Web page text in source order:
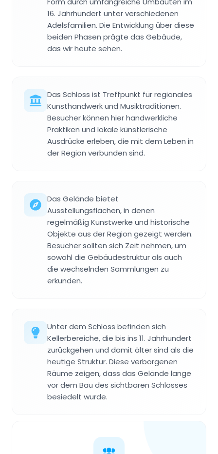
16. Jahrhundert unter verschiedenen
Adelsfamilien. Die Entwicklung über diese
beiden Phasen prägte das Gebäude,
das wir heute sehen.
Das Schloss ist Treffpunkt für regionales
Kunsthandwerk und Musiktraditionen.
Besucher können hier handwerkliche
Praktiken und lokale künstlerische
Ausdrücke erleben, die mit dem Leben in
der Region verbunden sind.
Das Gelände bietet
Ausstellungsflächen, in denen
regelmäßig Kunstwerke und historische
Objekte aus der Region gezeigt werden.
Besucher sollten sich Zeit nehmen, um
sowohl die Gebäudestruktur als auch
die wechselnden Sammlungen zu
erkunden.
Unter dem Schloss befinden sich
Kellerbereiche, die bis ins 11. Jahrhundert
zurückgehen und damit älter sind als die
heutige Struktur. Diese verborgenen
Räume zeigen, dass das Gelände lange
vor dem Bau des sichtbaren Schlosses
besiedelt wurde.